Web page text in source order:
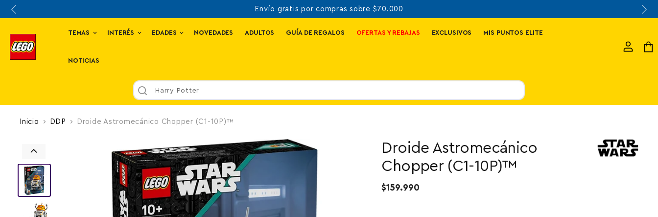
Envío gratis por compras sobre $70.000
TEMAS INTERÉS EDADES NOVEDADES ADULTOS GUÍA DE REGALOS OFERTAS Y REBAJAS EXCLUSIVOS MIS PUNTOS ELITE
NOTICIAS
Harry Potter
Inicio DDP Droide Astromecánico Chopper (C1-10P)™
Droide Astromecánico
Chopper (C1-10P)™
$159.990